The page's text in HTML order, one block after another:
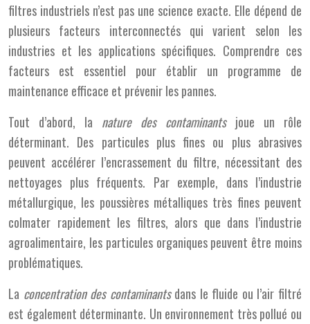
filtres industriels n’est pas une science exacte. Elle dépend de
plusieurs facteurs interconnectés qui varient selon les
industries et les applications spécifiques. Comprendre ces
facteurs est essentiel pour établir un programme de
maintenance efficace et prévenir les pannes.
Tout d’abord, la nature des contaminants joue un rôle
déterminant. Des particules plus fines ou plus abrasives
peuvent accélérer l’encrassement du filtre, nécessitant des
nettoyages plus fréquents. Par exemple, dans l’industrie
métallurgique, les poussières métalliques très fines peuvent
colmater rapidement les filtres, alors que dans l’industrie
agroalimentaire, les particules organiques peuvent être moins
problématiques.
La concentration des contaminantsdans le fluide ou l’air filtré
est également déterminante. Un environnement très pollué ou